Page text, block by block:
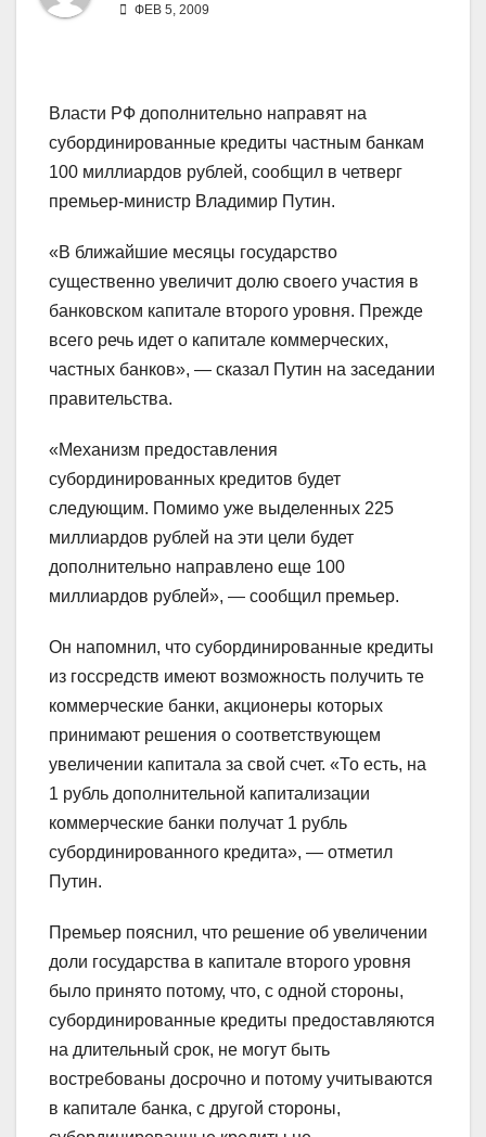
ФЕВ 5, 2009
Власти РФ дополнительно направят на
субординированные кредиты частным банкам
100 миллиардов рублей, сообщил в четверг
премьер-министр Владимир Путин.
«В ближайшие месяцы государство
существенно увеличит долю своего участия в
банковском капитале второго уровня. Прежде
всего речь идет о капитале коммерческих,
частных банков», — сказал Путин на заседании
правительства.
«Механизм предоставления
субординированных кредитов будет
следующим. Помимо уже выделенных 225
миллиардов рублей на эти цели будет
дополнительно направлено еще 100
миллиардов рублей», — сообщил премьер.
Он напомнил, что субординированные кредиты
из госсредств имеют возможность получить те
коммерческие банки, акционеры которых
принимают решения о соответствующем
увеличении капитала за свой счет. «То есть, на
1 рубль дополнительной капитализации
коммерческие банки получат 1 рубль
субординированного кредита», — отметил
Путин.
Премьер пояснил, что решение об увеличении
доли государства в капитале второго уровня
было принято потому, что, с одной стороны,
субординированные кредиты предоставляются
на длительный срок, не могут быть
востребованы досрочно и потому учитываются
в капитале банка, с другой стороны,